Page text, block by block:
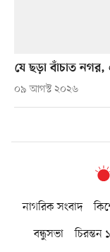
যে ছড়া বাঁচাত নগর,
০৯ আগস্ট ২০২৬
নাগরিক সংবাদ
বন্ধুসভা
চিরন্তন